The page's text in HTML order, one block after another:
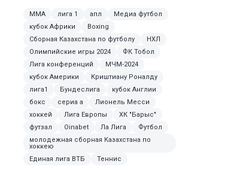
ММА лига 1 апл
Медиа футбол
кубок Африки
Boxing
Сборная Казахстана по футболу
НХЛ
Олимпийские игры 2024
ФК Тобол
Лига конференций
МЧМ-2024
кубок Америки
Криштиану Роналду
лига1
Бундеслига
кубок Англии
бокс
сериа а
Лионель Месси
хоккей
Лига Европы
ХК "Барыс"
футзал
Oinabet Ла Лига
Футбол
молодежная сборная Казахстана по
хоккею
Единая лига ВТБ
Теннис